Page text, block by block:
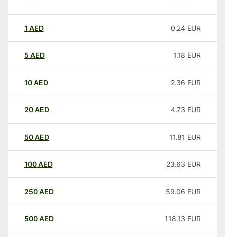
1 AED 0.24 EUR
5 AED 1.18 EUR
10AED 2.36 EUR
20AED 4.73 EUR
50AED 11.81 EUR
100AED 23.63 EUR
250AED 59.06 EUR
500AED 118.13 EUR